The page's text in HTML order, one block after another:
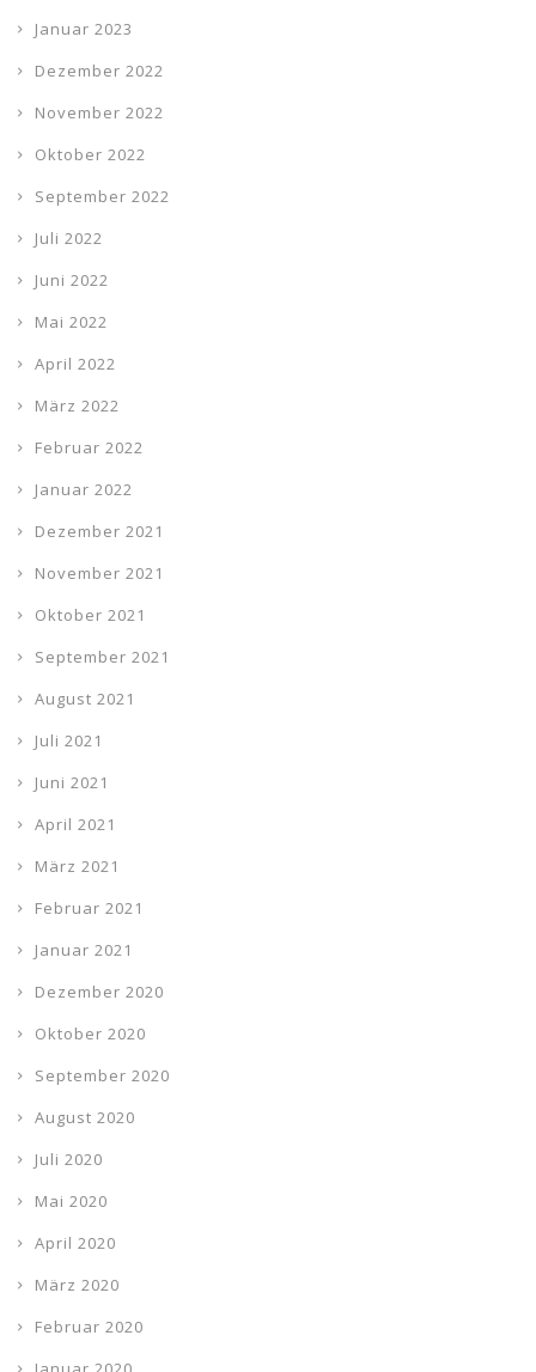
Januar 2023
Dezember 2022
November 2022
Oktober 2022
September 2022
Juli 2022
Juni 2022
Mai 2022
April 2022
März 2022
Februar 2022
Januar 2022
Dezember 2021
November 2021
Oktober 2021
September 2021
August 2021
Juli 2021
Juni 2021
April 2021
März 2021
Februar 2021
Januar 2021
Dezember 2020
Oktober 2020
September 2020
August 2020
Juli 2020
Mai 2020
April 2020
März 2020
Februar 2020